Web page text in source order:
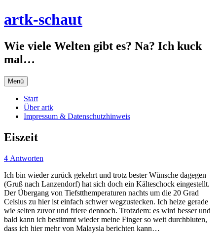
Inhalt
artk-schaut
Wie viele Welten gibt es? Na? Ich kuck
mal…
Menü
Start
Über artk
Impressum & Datenschutzhinweis
Eiszeit
4 Antworten
Ich bin wieder zurück gekehrt und trotz bester Wünsche dagegen
(Gruß nach Lanzendorf) hat sich doch ein Kälteschock eingestellt.
Der Übergang von Tiefstthemperaturen nachts um die 20 Grad
Celsius zu hier ist einfach schwer wegzustecken. Ich heize gerade
wie selten zuvor und friere dennoch. Trotzdem: es wird besser und
bald kann ich bestimmt wieder meine Finger so weit durchbluten,
dass ich hier mehr von Malaysia berichten kann…